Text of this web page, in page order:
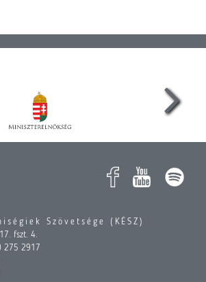
Szövetsége (KÉSZ)
fszt. 4.
275 2917